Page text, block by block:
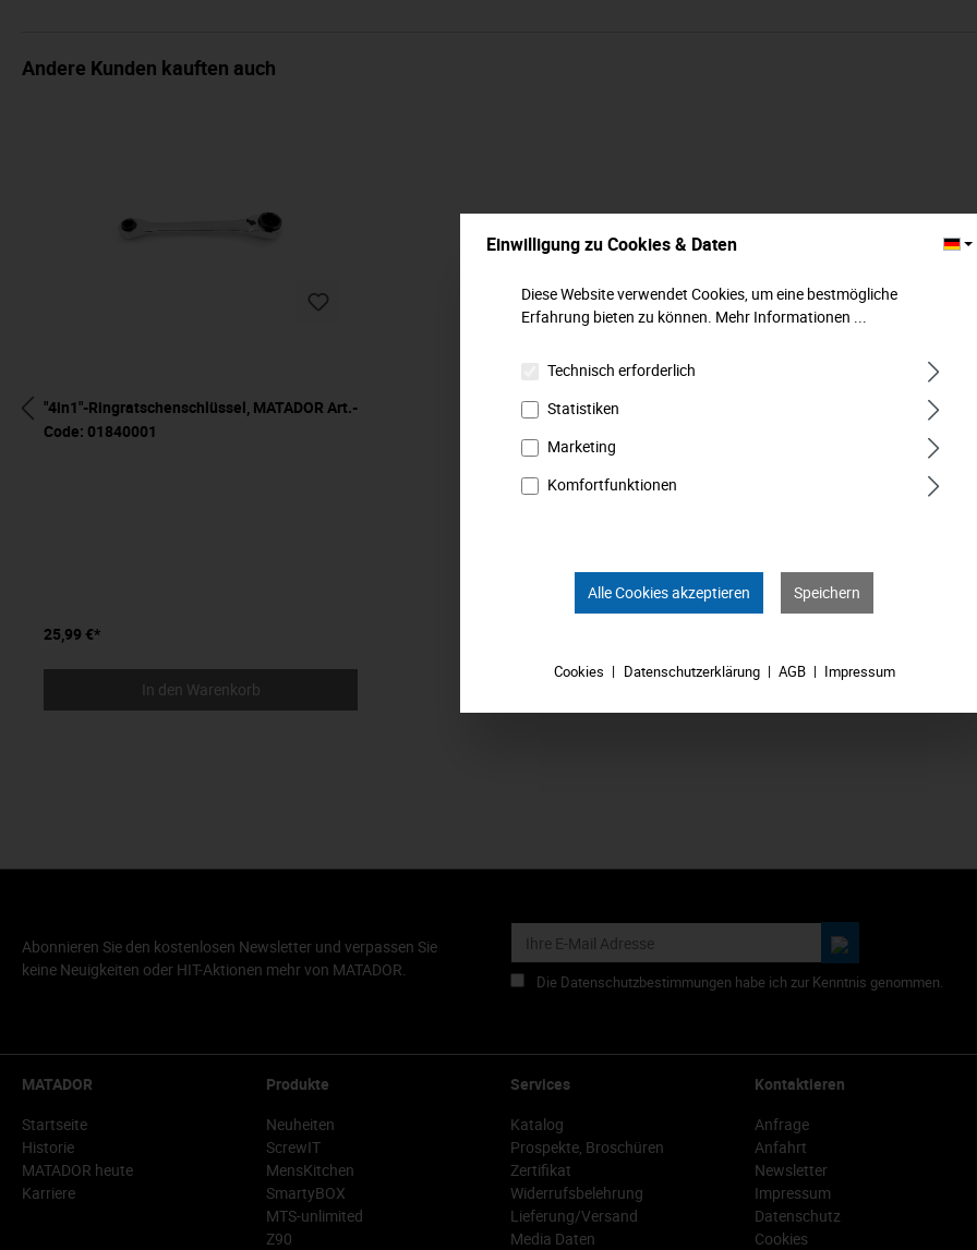
Andere Kunden kauften auch
"4in1"-Ringratschenschlüssel, MATADOR Art.-
Code: 01840001
25,99 €*
In den Warenkorb
Adapter für Bohrmaschine, M 6,3 mm (1/4") x
20850001
Abonnieren Sie den kostenlosen Newsletter und verpassen Sie
keine Neuigkeiten oder HIT-Aktionen mehr von MATADOR.
Die Datenschutzbestimmungen habe ich zur Kenntnis genommen.
MATADOR
Startseite
Historie
MATADOR heute
Karriere
Produkte
Neuheiten
ScrewIT
MensKitchen
SmartyBOX
MTS-unlimited
Z90
Services
Katalog
Prospekte, Broschüren
Zertifikat
Widerrufsbelehrung
Lieferung/Versand
Media Daten
Kontaktieren
Anfrage
Anfahrt
Newsletter
Impressum
Datenschutz
Cookies
Einwilligung zu Cookies & Daten
Diese Website verwendet Cookies, um eine bestmögliche
Erfahrung bieten zu können. Mehr Informationen ...
Technisch erforderlich
Statistiken
Marketing
Komfortfunktionen
Alle Cookies akzeptieren Speichern
Cookies Datenschutzerklärung AGB Impressum